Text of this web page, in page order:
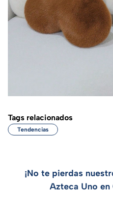
Tags relacionados
Tendencias
¡No te pierdas
Azteca Uno en